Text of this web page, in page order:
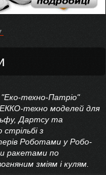
техно-Патріо"
ЕККО-техно моделей для
Дартсу та
з
Роботами у Робо-
ракетами по
зміям і кулям.